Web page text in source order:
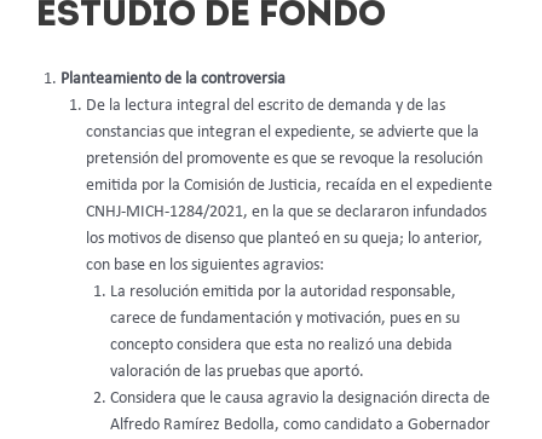
ESTUDIO DE FONDO
Planteamiento de la controversia
De la lectura integral del escrito de demanda y de las
constancias que integran el expediente, se advierte que la
pretensión del promovente es que se revoque la resolución
emitida por la Comisión de Justicia, recaída en el expediente
CNHJ-MICH-1284/2021, en la que se declararon infundados
los motivos de disenso que planteó en su queja; lo anterior,
con base en los siguientes agravios:
La resolución emitida por la autoridad responsable,
carece de fundamentación y motivación, pues en su
concepto considera que esta no realizó una debida
valoración de las pruebas que aportó.
Considera que le causa agravio la designación directa de
Alfredo Ramírez Bedolla, como candidato a Gobernador